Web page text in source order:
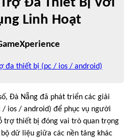
Linh Hoạt
đa thiết bị (pc / ios / android)
Đà Nẵng đã phát triển các giải
ios / android) để phục vụ người
trợ thiết bị đóng vai trò quan trọng
dữ liệu giữa các nền tảng khác